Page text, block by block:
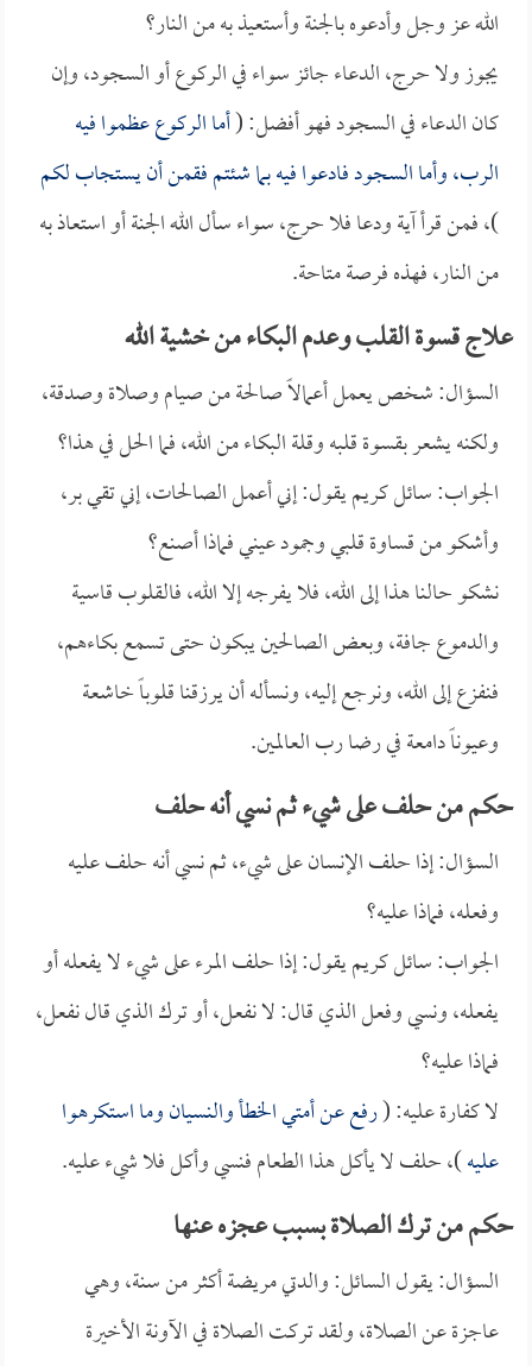
الله عز وجل وأدعوه بالجنة وأستعيذ به من النار؟
يجوز ولا حرج، الدعاء جائز سواء في الركوع أو السجود، وإن
كان الدعاء في السجود فهو أفضل: (أما الركوع عظموا فيه
الرب، وأما السجود فادعوا فيه بما شئتم فقمن أن يستجاب لكم
)، فمن قرأ آية ودعا فلا حرج، سواء سأل الله الجنة أو استعاذ به
من النار، فهذه فرصة متاحة.
علاج قسوة القلب وعدم البكاء من خشية الله
السؤال: شخص يعمل أعمالاً صالحة من صيام وصلاة وصدقة،
ولكنه يشعر بقسوة قلبه وقلة البكاء من الله، فما الحل في هذا؟
الجواب: سائل كريم يقول: إني أعمل الصالحات، إني تقي بر،
وأشكو من قساوة قلبي وجمود عيني فماذا أصنع؟
نشكو حالنا هذا إلى الله، فلا يفرجه إلا الله، فالقلوب قاسية
والدموع جافة، وبعض الصالحين يبكون حتى تسمع بكاءهم،
فنفزع إلى الله، ونرجع إليه، ونسأله أن يرزقنا قلوباً خاشعة
وعيوناً دامعة في رضا رب العالمين.
حكم من حلف على شيء ثم نسي أنه حلف
السؤال: إذا حلف الإنسان على شيء، ثم نسي أنه حلف عليه
وفعله، فماذا عليه؟
الجواب: سائل كريم يقول: إذا حلف المرء على شيء لا يفعله أو
يفعله، ونسي وفعل الذي قال: لا نفعل، أو ترك الذي قال نفعل،
فماذا عليه؟
لا كفارة عليه: (رفع عن أمتي الخطأ والنسيان وما استكرهوا
عليه)، حلف لا يأكل هذا الطعام فنسي وأكل فلا شيء عليه.
حكم من ترك الصلاة بسبب عجزه عنها
السؤال: يقول السائل: والدتي مريضة أكثر من سنة، وهي
عاجزة عن الصلاة، ولقد تركت الصلاة في الآونة الأخيرة